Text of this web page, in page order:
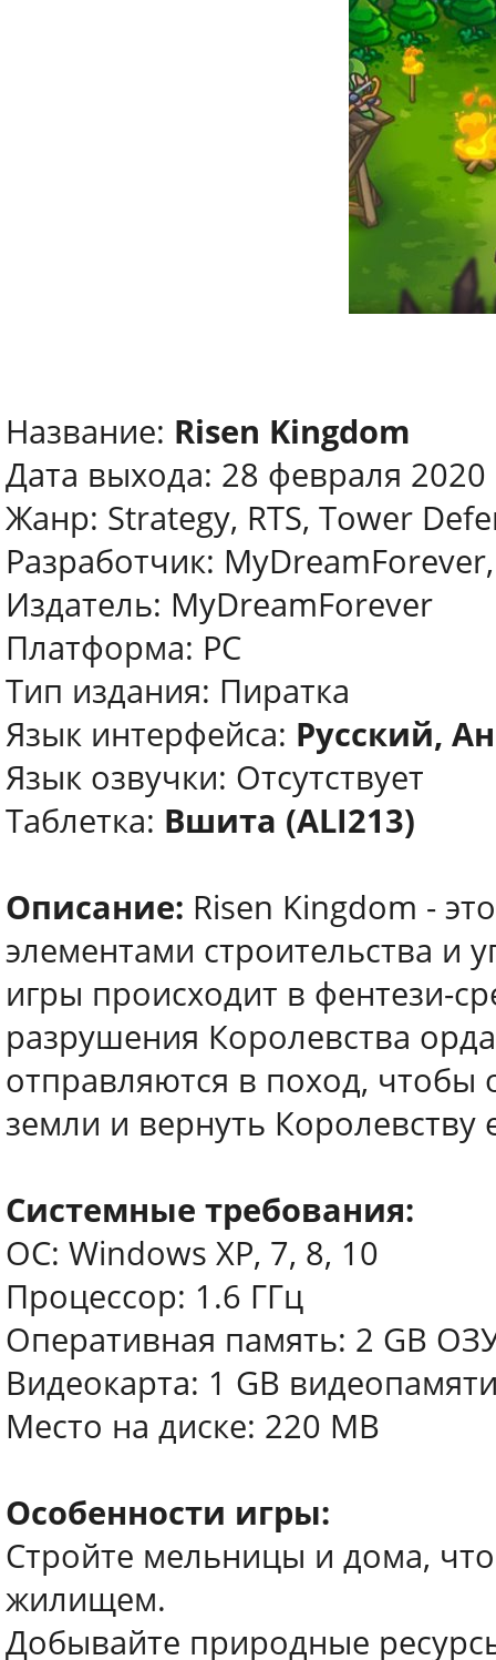
Название: Risen Kingdom
Дата выхода: 28 февраля 2020
Жанр: Strategy, RTS, Tower
Разработчик:
Издатель: MyDreamForever
Платформа: PC
Тип издания: Пиратка
Язык интерфейса: Русский,
Язык озвучки: Отсутствует
Таблетка: Вшита (ALI213)
Описание: Risen Kingdom -
элементами строительства и
игры происходит в фентези-
разрушения Королевства
отправляются в поход, чтобы
земли и вернуть Королевству
Системные требования:
ОС: Windows XP, 7, 8, 10
Процессор: 1.6 ГГц
Оперативная память: 2 GB
Видеокарта: 1 GB
Место на диске: 220 MB
Особенности игры:
Стройте мельницы и дома,
жилищем.
Добывайте природные